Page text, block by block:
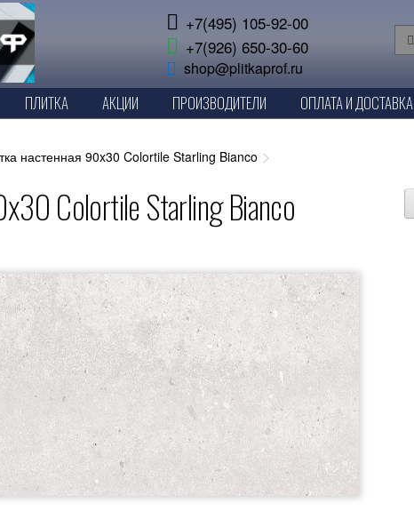
+7(495) 105-92-00
+7(926) 650-30-60
shop@plitkaprof.ru
ПЛИТКА АКЦИИ ПРОИЗВОДИТЕЛИ ОПЛАТА И ДОСТАВКА
настенная 90x30 Colortile Starling Bianco
Colortile Starling Bianco